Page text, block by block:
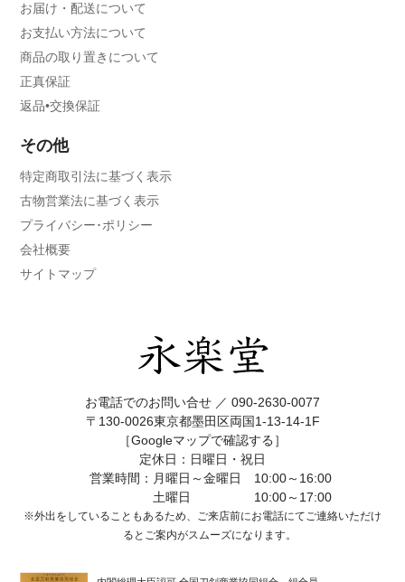
お届け・配送について
お支払い方法について
商品の取り置きについて
正真保証
返品•交換保証
その他
特定商取引法に基づく表示
古物営業法に基づく表示
プライバシー･ポリシー
会社概要
サイトマップ
お電話でのお問い合せ ／ 090-2630-0077
〒130-0026東京都墨田区両国1-13-14-1F
［Googleマップで確認する］
定休日：日曜日・祝日
営業時間：月曜日～金曜日 10:00～16:00
土曜日 10:00～17:00
※外出をしていることもあるため、ご来店前にお電話にてご連絡いただけ
ると ご案内がスムーズになります。